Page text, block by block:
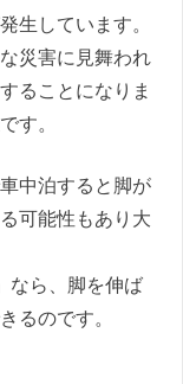
生しています。
災害に見舞われ
ることになりま
す。
中泊すると脚が
可能性もあり大
なら、脚を伸ば
るのです。